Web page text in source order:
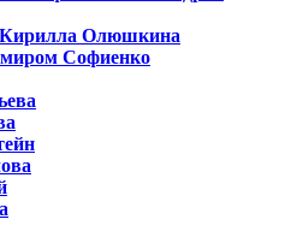
Кирилла Олюшкина
Софиенко